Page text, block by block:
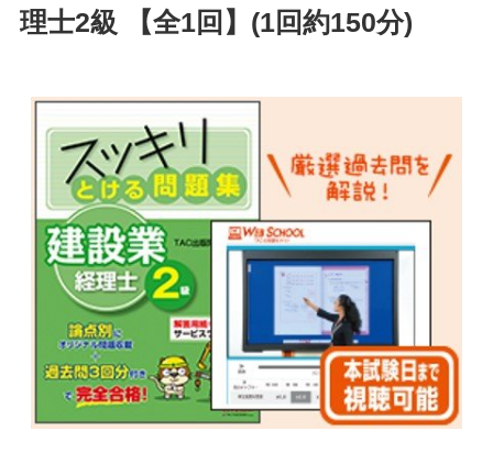
理士2級 【全1回】(1回約150分)